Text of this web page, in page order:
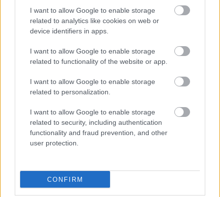
I want to allow Google to enable storage
related to analytics like cookies on web or
device identifiers in apps.
I want to allow Google to enable storage
related to functionality of the website or app.
I want to allow Google to enable storage
related to personalization.
I want to allow Google to enable storage
related to security, including authentication
functionality and fraud prevention, and other
user protection.
CONFIRM
játékosa
Törökországban folytatódhat a 21 éves középpályás pályafutása.
Hírek
Átigazolási rekord: Vitális Milán és az ETO is